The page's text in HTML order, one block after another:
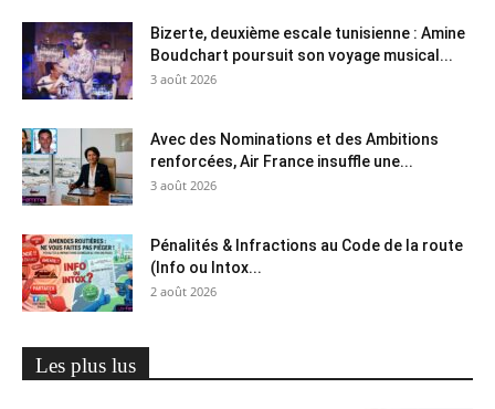
Bizerte, deuxième escale tunisienne : Amine
Boudchart poursuit son voyage musical...
3 août 2026
Avec des Nominations et des Ambitions
renforcées, Air France insuffle une...
3 août 2026
Pénalités & Infractions au Code de la route
(Info ou Intox...
2 août 2026
Les plus lus